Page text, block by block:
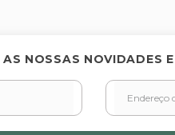
AS NOSSAS NOVIDADES